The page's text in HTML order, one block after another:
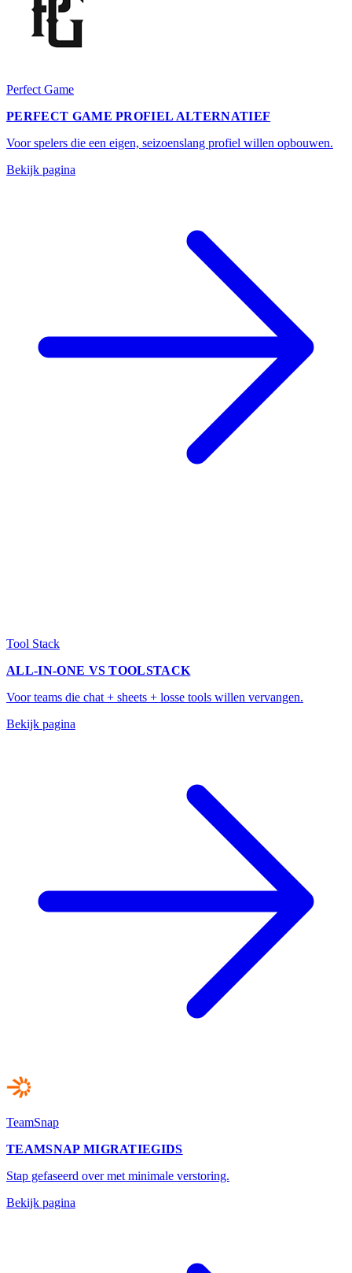
Perfect Game
PERFECT GAME PROFIEL ALTERNATIEF
Voor spelers die een eigen, seizoenslang profiel willen opbouwen.
Bekijk pagina
Tool Stack
ALL-IN-ONE VS TOOLSTACK
Voor teams die chat + sheets + losse tools willen vervangen.
Bekijk pagina
TeamSnap
TEAMSNAP MIGRATIEGIDS
Stap gefaseerd over met minimale verstoring.
Bekijk pagina